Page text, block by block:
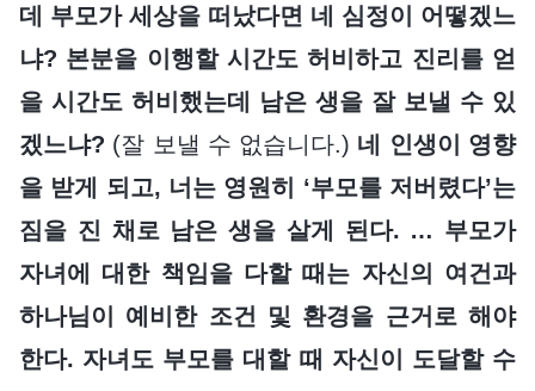
데 부모가 세상을 떠났다면 네 심정이 어떻겠느
냐? 본분을 이행할 시간도 허비하고 진리를 얻
을 시간도 허비했는데 남은 생을 잘 보낼 수 있
겠느냐? (잘 보낼 수 없습니다.) 네 인생이 영향
을 받게 되고, 너는 영원히 ‘부모를 저버렸다’는
짐을 진 채로 남은 생을 살게 된다. … 부모가
자녀에 대한 책임을 다할 때는 자신의 여건과
하나님이 예비한 조건 및 환경을 근거로 해야
한다. 자녀도 부모를 대할 때 자신이 도달할 수